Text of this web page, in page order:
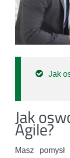
Jak
Jak
Agile?
Masz